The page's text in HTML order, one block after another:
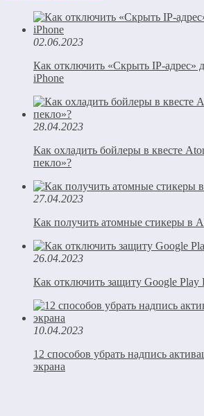
02.06.2023
Как отключить «Скрыть IP-адрес»
iPhone
28.04.2023
Как охладить бойлеры в квесте
пекло»?
27.04.2023
Как получить атомные стикеры в
26.04.2023
Как отключить защиту Google Play
10.04.2023
12 способов убрать надпись
экрана